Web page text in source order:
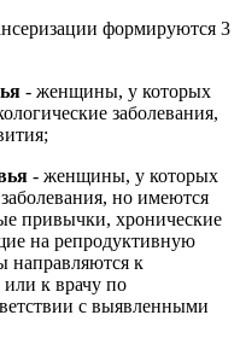
формируются 3
- женщины, у которых
заболевания,
- женщины, у которых
но имеются
привычки, хронические
на репродуктивную
к
к врачу по
с выявленными